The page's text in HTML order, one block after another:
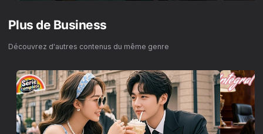
Plus de Business
Découvrez d'autres contenus du même genre